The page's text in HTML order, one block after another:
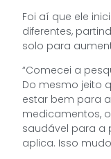
Foi aí que ele
diferentes,
solo para
“Comecei a
Do mesmo jeito
estar bem para
medicamentos,
saudável para a
aplica. Isso